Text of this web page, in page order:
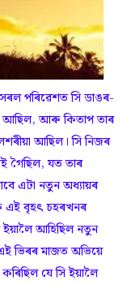
পৰিৱেশত সি ডাঙৰ-
আছিল, আৰু কিতাপ তাৰ
আছিল। সি নিজৰ
গৈছিল, যত তাৰ
এটা নতুন অধ্যায়ৰ
এই বৃহৎ চহৰখনৰ
আহিছিল নতুন
ভিৰৰ মাজত অভিয়ে
যে সি ইয়ালৈ